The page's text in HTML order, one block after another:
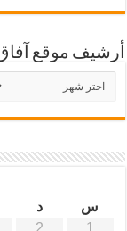
أرشيف موقع
أرشيف
موقع
س
د